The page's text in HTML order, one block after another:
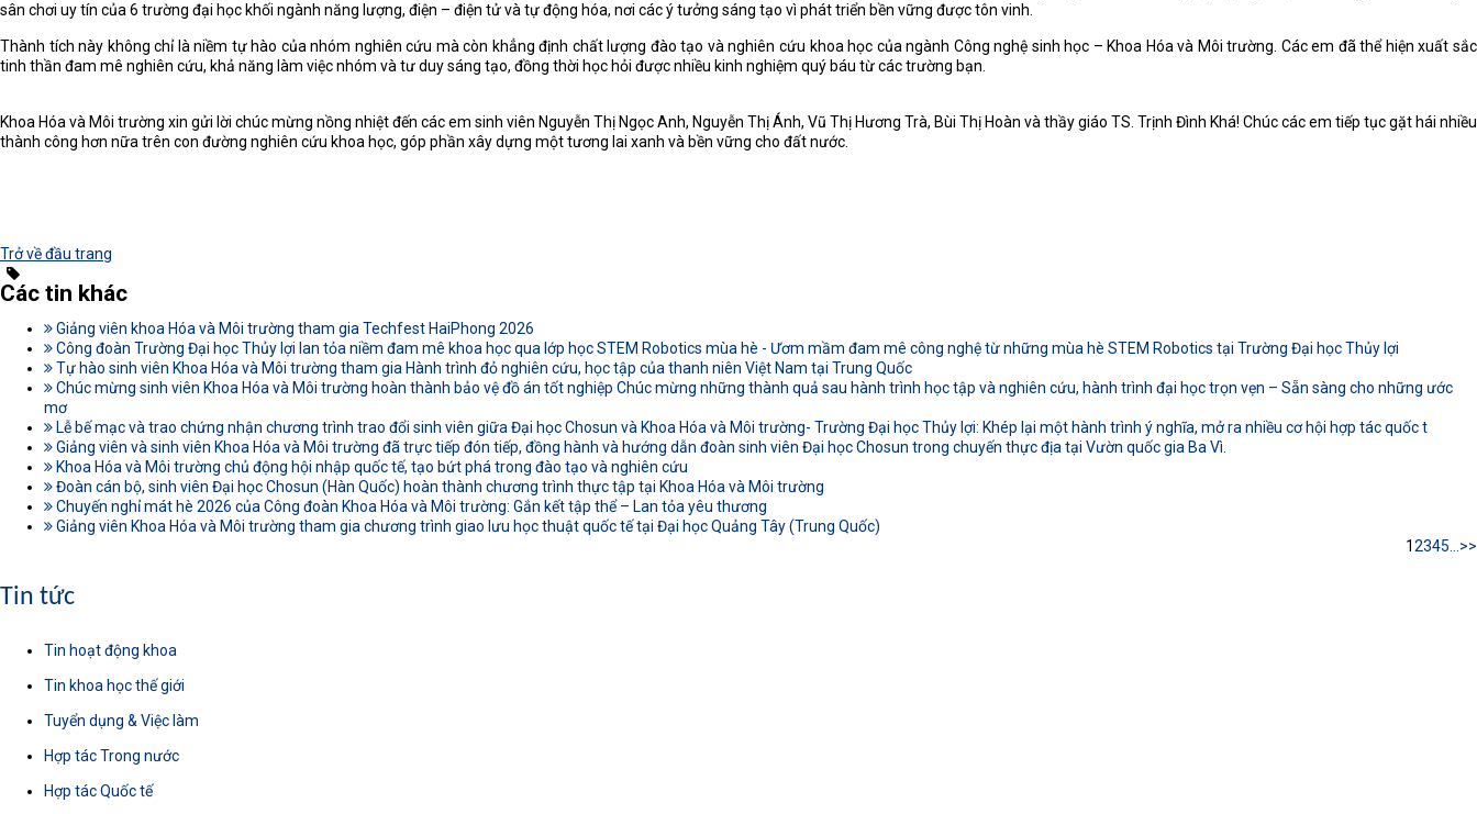
sân chơi uy tín của 6 trường đại học khối ngành năng lượng, điện – điện tử và tự động hóa, nơi các ý tưởng sáng tạo vì phát triển bền vững được tôn vinh.
Thành tích này không chỉ là niềm tự hào của nhóm nghiên cứu mà còn khẳng định chất lượng đào tạo và nghiên cứu khoa học của ngành Công nghệ sinh học – Khoa Hóa và Môi trường. Các em đã thể hiện xuất sắc
tinh thần đam mê nghiên cứu, khả năng làm việc nhóm và tư duy sáng tạo, đồng thời học hỏi được nhiều kinh nghiệm quý báu từ các trường bạn.
Khoa Hóa và Môi trường xin gửi lời chúc mừng nồng nhiệt đến các em sinh viên Nguyễn Thị Ngọc Anh, Nguyễn Thị Ánh, Vũ Thị Hương Trà, Bùi Thị Hoàn và thầy giáo TS. Trịnh Đình Khá! Chúc các em tiếp tục gặt hái nhiều
thành công hơn nữa trên con đường nghiên cứu khoa học, góp phần xây dựng một tương lai xanh và bền vững cho đất nước.
Trở về đầu trang
Các tin khác
Giảng viên khoa Hóa và Môi trường tham gia Techfest HaiPhong 2026
Công đoàn Trường Đại học Thủy lợi lan tỏa niềm đam mê khoa học qua lớp học STEM Robotics mùa hè - Ươm mầm đam mê công nghệ từ những mùa hè STEM Robotics tại Trường Đại học Thủy lợi
Tự hào sinh viên Khoa Hóa và Môi trường tham gia Hành trình đỏ nghiên cứu, học tập của thanh niên Việt Nam tại Trung Quốc
Chúc mừng sinh viên Khoa Hóa và Môi trường hoàn thành bảo vệ đồ án tốt nghiệp Chúc mừng những thành quả sau hành trình học tập và nghiên cứu, hành trình đại học trọn vẹn – Sẵn sàng cho những ước
mơ
Lễ bế mạc và trao chứng nhận chương trình trao đổi sinh viên giữa Đại học Chosun và Khoa Hóa và Môi trường- Trường Đại học Thủy lợi: Khép lại một hành trình ý nghĩa, mở ra nhiều cơ hội hợp tác quốc t
Giảng viên và sinh viên Khoa Hóa và Môi trường đã trực tiếp đón tiếp, đồng hành và hướng dẫn đoàn sinh viên Đại học Chosun trong chuyến thực địa tại Vườn quốc gia Ba Vì.
Khoa Hóa và Môi trường chủ động hội nhập quốc tế, tạo bứt phá trong đào tạo và nghiên cứu
Đoàn cán bộ, sinh viên Đại học Chosun (Hàn Quốc) hoàn thành chương trình thực tập tại Khoa Hóa và Môi trường
Chuyến nghỉ mát hè 2026 của Công đoàn Khoa Hóa và Môi trường: Gắn kết tập thể – Lan tỏa yêu thương
Giảng viên Khoa Hóa và Môi trường tham gia chương trình giao lưu học thuật quốc tế tại Đại học Quảng Tây (Trung Quốc)
12345 >>
Tin tức
Tin hoạt động khoa
Tin khoa học thế giới
Tuyển dụng & Việc làm
Hợp tác Trong nước
Hợp tác Quốc tế